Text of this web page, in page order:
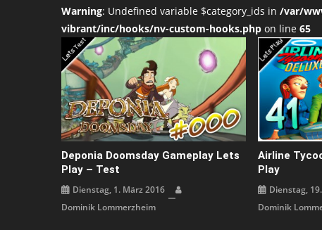
Warning: Undefined variable $category_ids in /var/
vibrant/inc/hooks/nv-custom-hooks.php on line 65
Deponia Doomsday Gameplay Lets
Play – Test
Dienstag, 1. März 2016
Dominik Lommerzheim
Airline
Play
Dienstag,
Dominik